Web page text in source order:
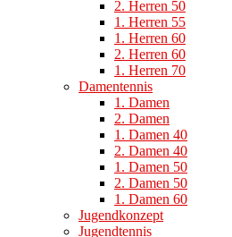
2. Herren 50
1. Herren 55
1. Herren 60
2. Herren 60
1. Herren 70
Damentennis
1. Damen
2. Damen
1. Damen 40
2. Damen 40
1. Damen 50
2. Damen 50
1. Damen 60
Jugendkonzept
Jugendtennis